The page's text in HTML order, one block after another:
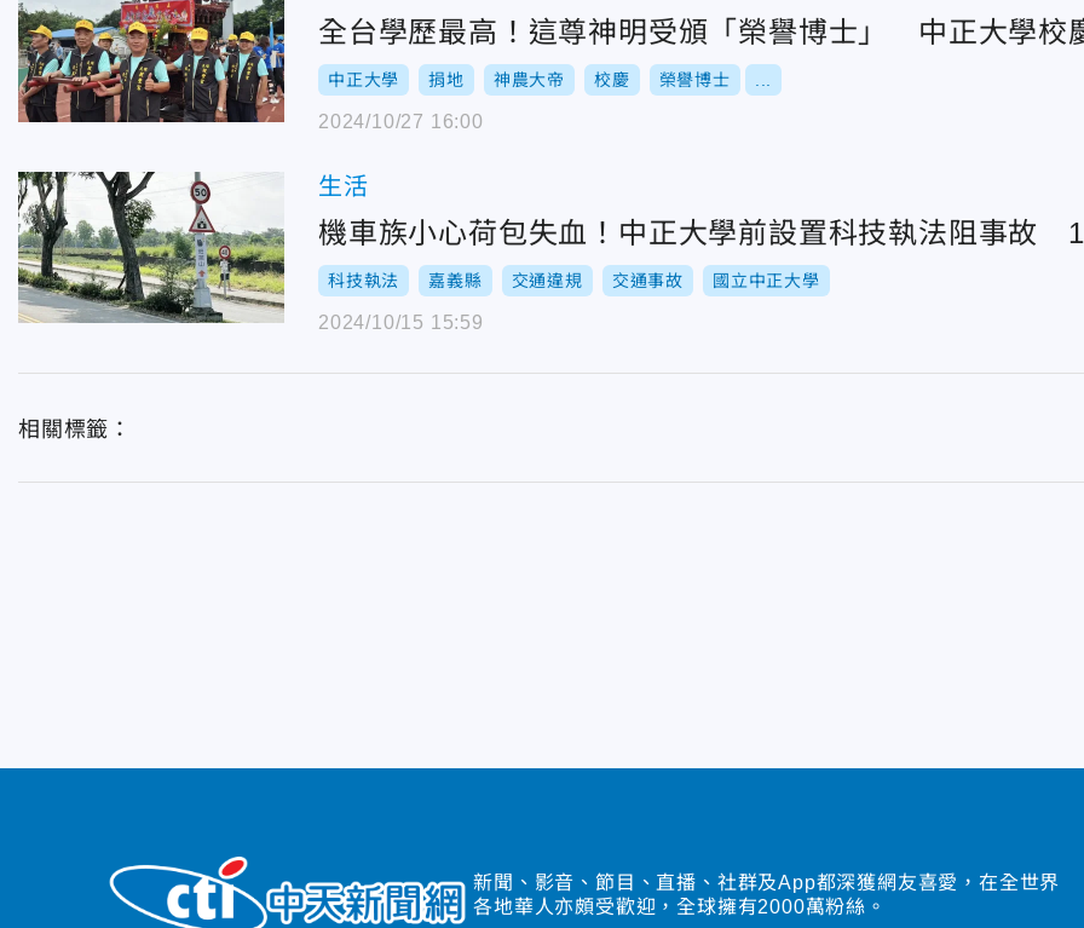
全台學歷最高！這尊神明受頒「榮譽博士」 中正大學校
中正大學 捐地 神農大帝 校慶 榮譽博士
2024/10/27 16:00
生活
機車族小心荷包失血！中正大學前設置科技執法阻事故
科技執法 嘉義縣 交通違規 交通事故 國立中正大學
2024/10/15 15:59
相關標籤：
新聞、影音、節目、直播、社群及App都深獲網友喜愛，在全世界
各地華人亦頗受歡迎，全球擁有2000萬粉絲。